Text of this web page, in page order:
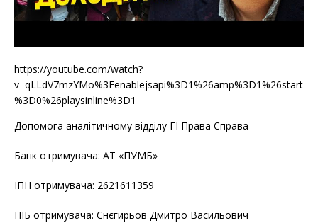
https://youtube.com/watch?
v=qLLdV7mzYMo%3Fenablejsapi%3D1%26amp%3D1%26start
%3D0%26playsinline%3D1
Допомога аналітичному відділу ГІ Права Справа
Банк отримувача: АТ «ПУМБ»
ІПН отримувача: 2621611359
ПІБ отримувача: Снєгирьов Дмитро Васильович